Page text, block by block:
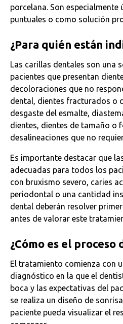
porcelana. Son
puntuales o como solución
¿Para quién están
Las carillas dentales son una
pacientes que presentan
decoloraciones que no
dental, dientes fracturados o
desgaste del esmalte,
dientes, dientes de tamaño o
desalineaciones que no
Es importante destacar que
adecuadas para todos los
con bruxismo severo, caries
periodontal o una cantidad
dental deberán resolver
antes de valorar este
¿Cómo es el proceso
El tratamiento comienza con
diagnóstico en la que el
boca y las expectativas del
se realiza un diseño de
paciente pueda visualizar el